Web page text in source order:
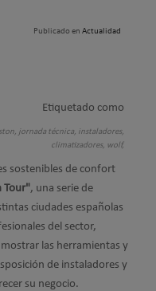
Publicado en Actualidad
Etiquetado como
jornada técnica, instaladores,
climatizadores, wolf,
sostenibles de confort
Tour", una serie de
ciudades españolas
del sector,
las herramientas y
de instaladores y
su negocio.